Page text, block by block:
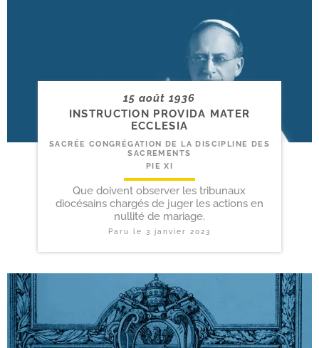
15 août 1936
INSTRUCTION PROVIDA MATER
ECCLESIA
SACRÉE CONGRÉGATION DE LA DISCIPLINE DES
SACREMENTS
PIE XI
Que doivent observer les tribunaux
diocésains chargés de juger les actions en
nullité de mariage.
Paru le 3 janvier 2023